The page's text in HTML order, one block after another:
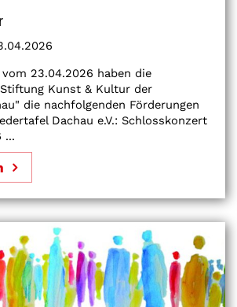
23.04.2026 haben die
Kunst & Kultur der
die nachfolgenden Förderungen
Dachau e.V.: Schlosskonzert
...